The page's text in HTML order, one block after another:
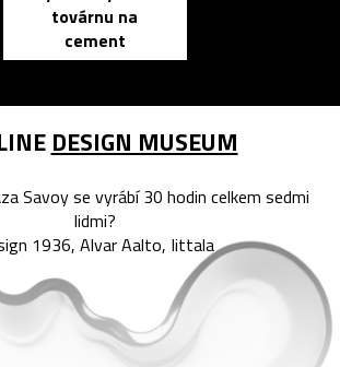
továrnu na
cement
DESIGN MUSEUM
Savoy se vyrábí 30 hodin celkem sedmi
lidmi?
1936, Alvar Aalto, Iittala